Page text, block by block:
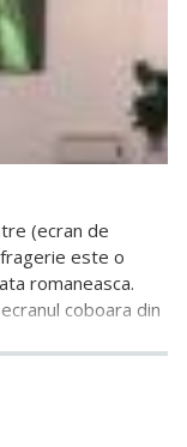
(ecran de
este o
romaneasca.
coboara din
marime cu cele